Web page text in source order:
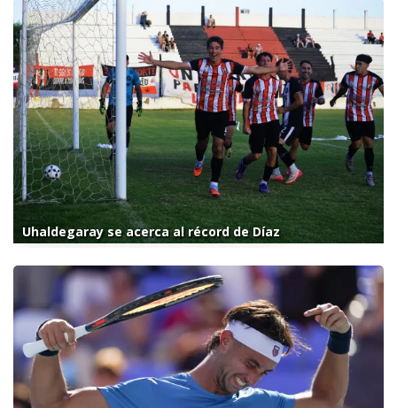
Uhaldegaray se acerca al récord de Díaz